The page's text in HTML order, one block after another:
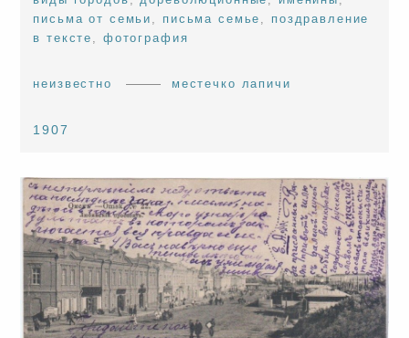
письма от семьи , письма семье , поздравление
в тексте , фотография
неизвестно местечко лапичи
1907